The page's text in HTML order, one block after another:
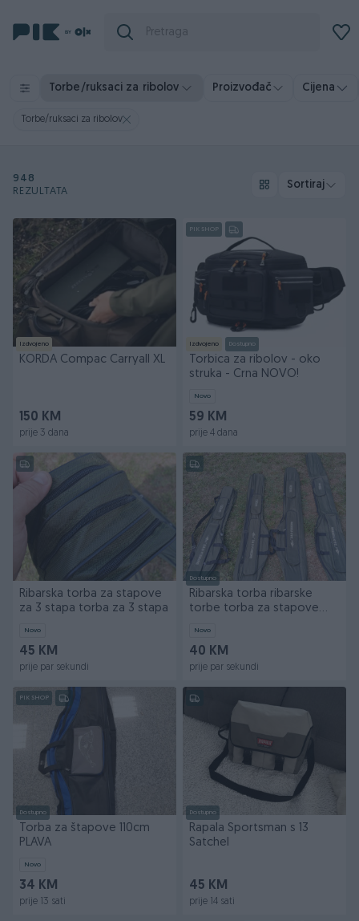
Torbe/ruksaci za ribolov Proizvođač Cijena
Torbe/ruksaci za ribolov
948
REZULTATA
Sortiraj
Izdvojeno
KORDA Compac Carryall XL
150 KM
prije 3 dana
PIK SHOP
Izdvojeno Dostupno
Torbica za ribolov - oko
struka - Crna NOVO!
Novo
59 KM
prije 4 dana
Ribarska torba za stapove
za 3 stapa torba za 3 stapa
Novo
45 KM
prije par sekundi
Dostupno
Ribarska torba ribarske
torbe torba za stapove
Novo
40 KM
prije par sekundi
PIK SHOP
Dostupno
Torba za štapove 110cm
PLAVA
Novo
34 KM
prije 13 sati
Dostupno
Rapala Sportsman s 13
Satchel
45 KM
prije 14 sati